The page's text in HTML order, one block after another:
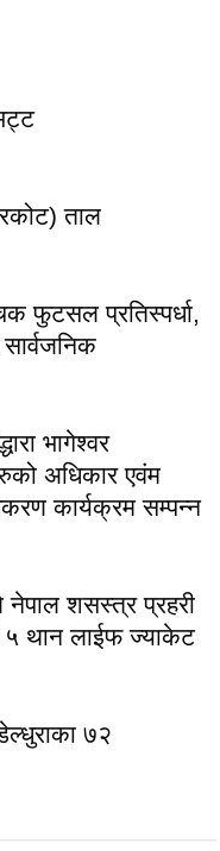
ताल
फुटसल प्रतिस्पर्धा,
भागेश्वर
अधिकार एवंम
कार्यक्रम सम्पन्न
नेपाल शसस्त्र प्रहरी
५ थान लाईफ ज्याकेट
७२